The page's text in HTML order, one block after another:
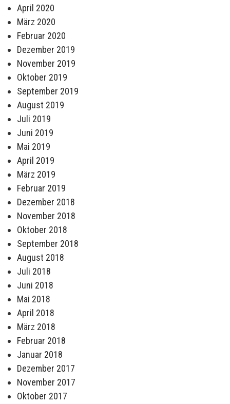
April 2020
März 2020
Februar 2020
Dezember 2019
November 2019
Oktober 2019
September 2019
August 2019
Juli 2019
Juni 2019
Mai 2019
April 2019
März 2019
Februar 2019
Dezember 2018
November 2018
Oktober 2018
September 2018
August 2018
Juli 2018
Juni 2018
Mai 2018
April 2018
März 2018
Februar 2018
Januar 2018
Dezember 2017
November 2017
Oktober 2017